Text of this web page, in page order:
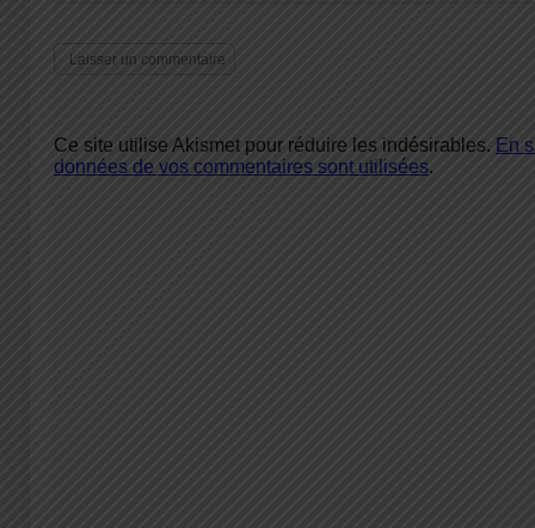
Ce site utilise Akismet pour réduire les indésirables. En
données de vos commentaires sont utilisées.